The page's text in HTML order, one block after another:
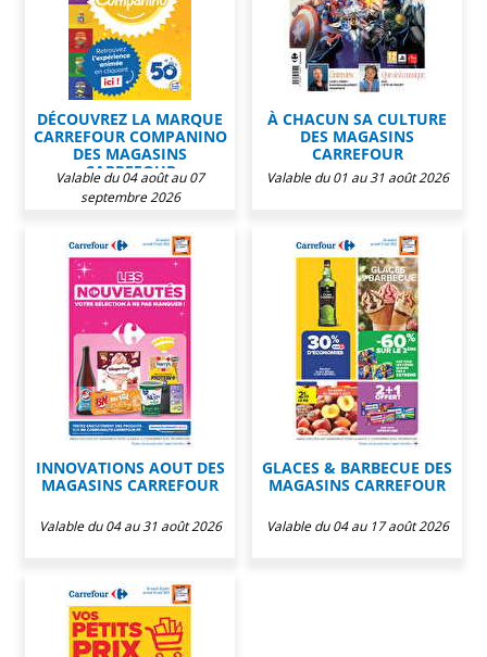
DÉCOUVREZ LA MARQUE
CARREFOUR COMPANINO
DES MAGASINS
CARREFOUR
Valable du 04 août au 07
septembre 2026
À CHACUN SA CULTURE
DES MAGASINS
CARREFOUR
Valable du 01 au 31 août 2026
INNOVATIONS AOUT DES
MAGASINS CARREFOUR
Valable du 04 au 31 août 2026
GLACES & BARBECUE DES
MAGASINS CARREFOUR
Valable du 04 au 17 août 2026